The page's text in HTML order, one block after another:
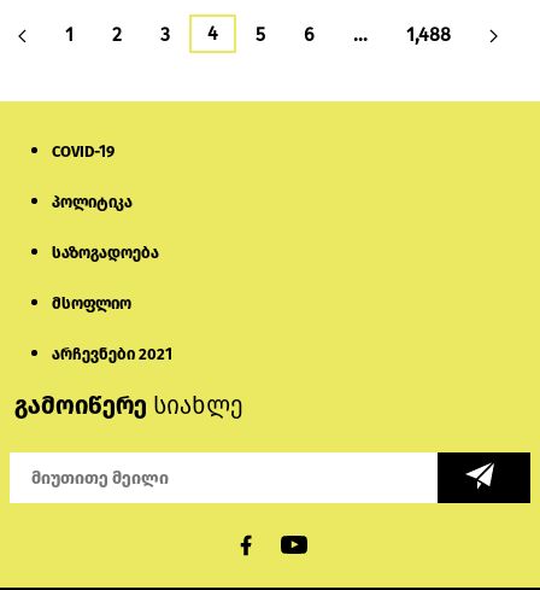
1 2 3 4 5 6 … 1,488
COVID-19
პოლიტიკა
საზოგადოება
მსოფლიო
არჩევნები 2021
გამოიწერე სიახლე